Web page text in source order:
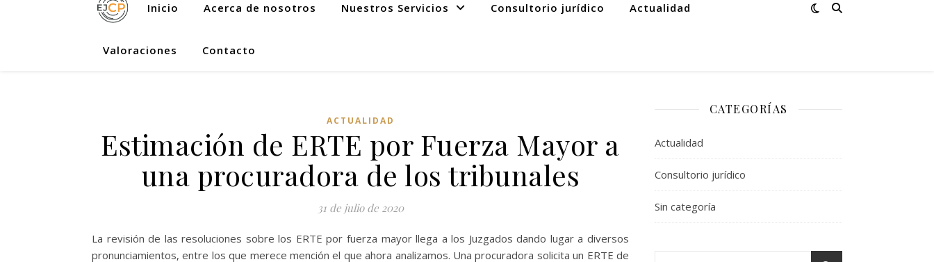
Inicio Acerca de nosotros Nuestros Servicios Consultorio jurídico Actualidad
Valoraciones Contacto
ACTUALIDAD
Estimación de ERTE por Fuerza Mayor a
una procuradora de los tribunales
31 de julio de 2020
La revisión de las resoluciones sobre los ERTE por fuerza mayor llega a los Juzgados dando lugar a diversos
pronunciamientos, entre los que merece mención el que ahora analizamos. Una procuradora solicita un ERTE de
CATEGORÍAS
Actualidad
Consultorio jurídico
Sin categoría